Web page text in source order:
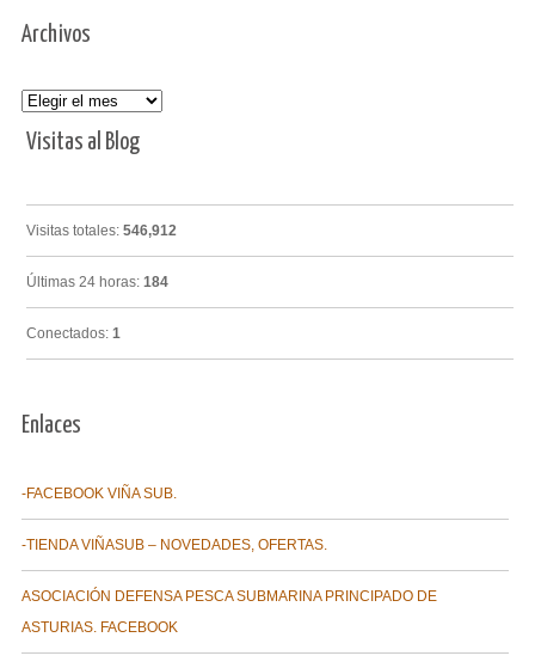
Archivos
Archivos
Visitas al Blog
Visitas totales: 546,912
Últimas 24 horas: 184
Conectados: 1
Enlaces
-FACEBOOK VIÑA SUB.
-TIENDA VIÑASUB – NOVEDADES, OFERTAS.
ASOCIACIÓN DEFENSA PESCA SUBMARINA PRINCIPADO DE
ASTURIAS. FACEBOOK